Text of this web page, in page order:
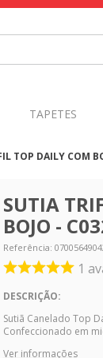
TAPETES
TOP DAILY COM
SUTIA
BOJO -
Referência:
1
DESCRIÇÃO:
Sutiã Canelado Top
Confeccionado em
Ver informações